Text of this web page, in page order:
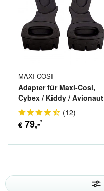
MAXI COSI
Adapter für Maxi-Cosi,
Cybex / Kiddy / Avionaut
(12)
€ 79,-*